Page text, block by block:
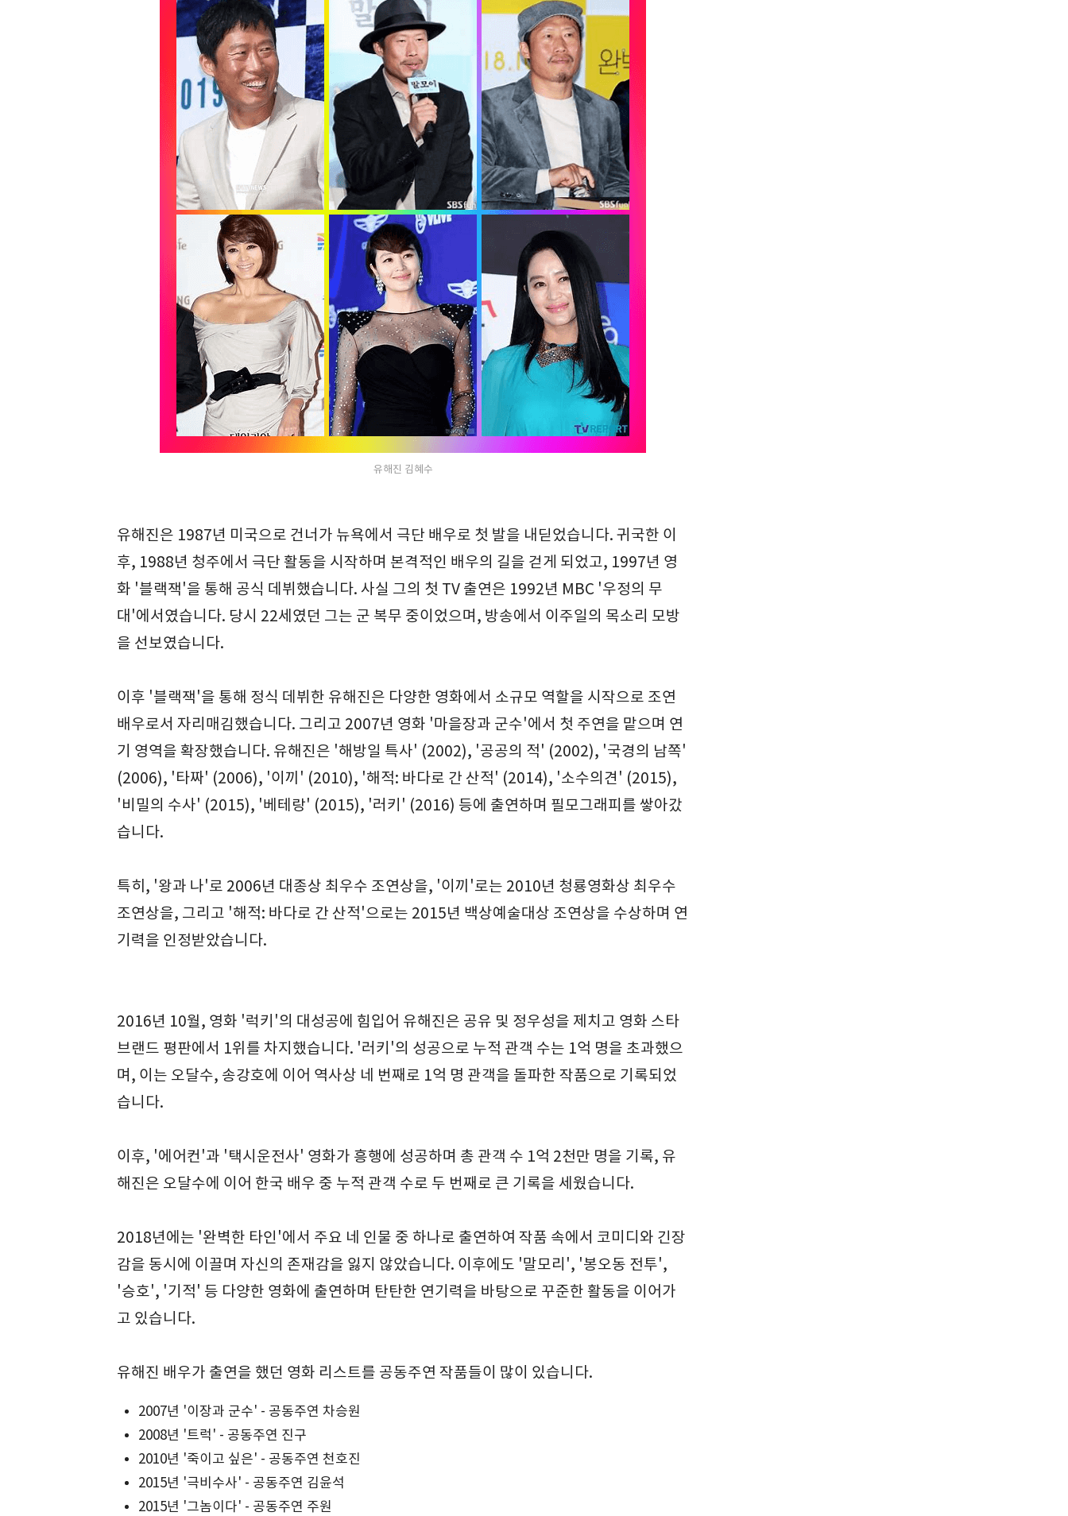
유해진 김혜수
유해진은 1987년 미국으로 건너가 뉴욕에서 극단 배우로 첫 발을 내딛었습니다. 귀국한 이
후, 1988년 청주에서 극단 활동을 시작하며 본격적인 배우의 길을 걷게 되었고, 1997년 영
화 '블랙잭'을 통해 공식 데뷔했습니다. 사실 그의 첫 TV 출연은 1992년 MBC '우정의 무
대'에서였습니다. 당시 22세였던 그는 군 복무 중이었으며, 방송에서 이주일의 목소리 모방
을 선보였습니다.
이후 '블랙잭'을 통해 정식 데뷔한 유해진은 다양한 영화에서 소규모 역할을 시작으로 조연
배우로서 자리매김했습니다. 그리고 2007년 영화 '마을장과 군수'에서 첫 주연을 맡으며 연
기 영역을 확장했습니다. 유해진은 '해방일 특사' (2002), '공공의 적' (2002), '국경의 남쪽'
(2006), '타짜' (2006), '이끼' (2010), '해적: 바다로 간 산적' (2014), '소수의견' (2015),
'비밀의 수사' (2015), '베테랑' (2015), '러키' (2016) 등에 출연하며 필모그래피를 쌓아갔
습니다.
특히, '왕과 나'로 2006년 대종상 최우수 조연상을, '이끼'로는 2010년 청룡영화상 최우수
조연상을, 그리고 '해적: 바다로 간 산적'으로는 2015년 백상예술대상 조연상을 수상하며 연
기력을 인정받았습니다.
2016년 10월, 영화 '럭키'의 대성공에 힘입어 유해진은 공유 및 정우성을 제치고 영화 스타
브랜드 평판에서 1위를 차지했습니다. '러키'의 성공으로 누적 관객 수는 1억 명을 초과했으
며, 이는 오달수, 송강호에 이어 역사상 네 번째로 1억 명 관객을 돌파한 작품으로 기록되었
습니다.
이후, '에어컨'과 '택시운전사' 영화가 흥행에 성공하며 총 관객 수 1억 2천만 명을 기록, 유
해진은 오달수에 이어 한국 배우 중 누적 관객 수로 두 번째로 큰 기록을 세웠습니다.
2018년에는 '완벽한 타인'에서 주요 네 인물 중 하나로 출연하여 작품 속에서 코미디와 긴장
감을 동시에 이끌며 자신의 존재감을 잃지 않았습니다. 이후에도 '말모리', '봉오동 전투',
'승호', '기적' 등 다양한 영화에 출연하며 탄탄한 연기력을 바탕으로 꾸준한 활동을 이어가
고 있습니다.
유해진 배우가 출연을 했던 영화 리스트를 공동주연 작품들이 많이 있습니다.
2007년 '이장과 군수' - 공동주연 차승원
2008년 '트럭' - 공동주연 진구
2010년 '죽이고 싶은' - 공동주연 천호진
2015년 '극비수사' - 공동주연 김윤석
2015년 '그놈이다' - 공동주연 주원